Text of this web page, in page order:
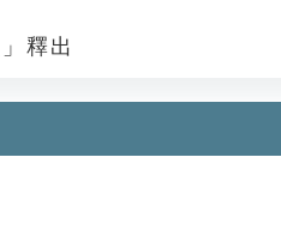
」釋出